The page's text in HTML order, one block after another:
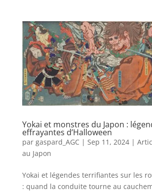
Yokai et monstres du Japon :
effrayantes d’Halloween
par gaspard_AGC | Sep 11, 2024|
au Japon
Yokai et légendes terrifiantes sur les
: quand la conduite tourne au